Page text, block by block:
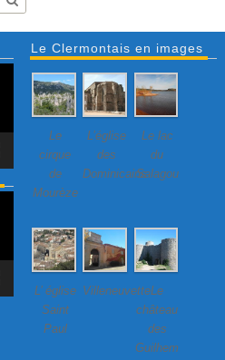
Le Clermontais en images
Le
cirque
de
Mourèze
L’église
des
Dominicains
Le lac
du
Salagou
L’ église
Saint
Paul
Villeneuvette…
Le
château
des
Guilhem